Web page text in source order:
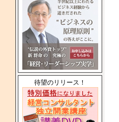
待望のリリース！